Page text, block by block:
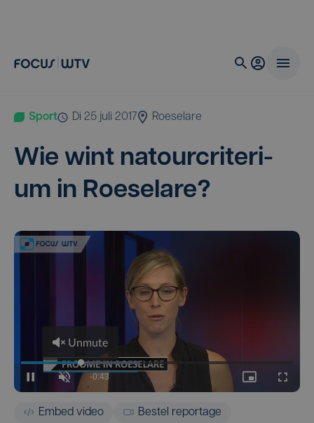
Sport di 25 juli 2017 Roeselare
Wie wint natour­cri­te­ri­
um in Roeselare?
Embed video Bestel reportage